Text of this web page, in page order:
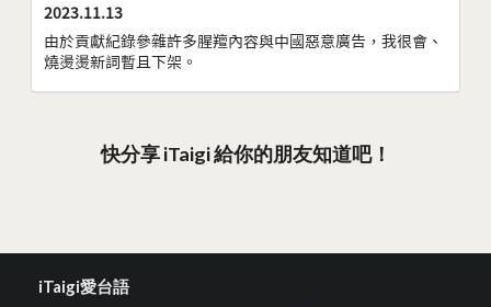
2023.11.13
由於貢獻紀錄參雜許多腥羶內容與中國惡意廣告，我很會、
燒燙燙新詞暫且下架。
快分享 iTaigi 給你的朋友知道吧！
iTaigi愛台語